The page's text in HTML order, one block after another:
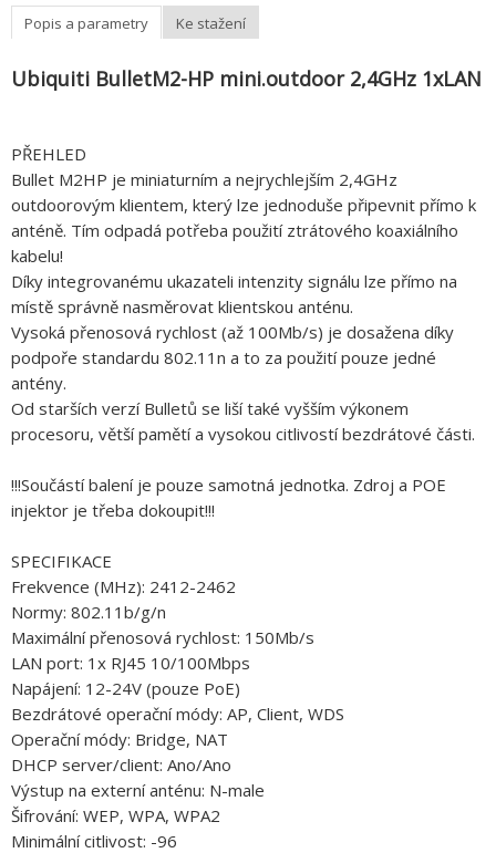
Popis a parametry Ke stažení
Ubiquiti BulletM2-HP mini.outdoor 2,4GHz 1xLAN
PŘEHLED
Bullet M2HP je miniaturním a nejrychlejším 2,4GHz
outdoorovým klientem, který lze jednoduše připevnit přímo k
anténě. Tím odpadá potřeba použití ztrátového koaxiálního
kabelu!
Díky integrovanému ukazateli intenzity signálu lze přímo na
místě správně nasměrovat klientskou anténu.
Vysoká přenosová rychlost (až 100Mb/s) je dosažena díky
podpoře standardu 802.11n a to za použití pouze jedné
antény.
Od starších verzí Bulletů se liší také vyšším výkonem
procesoru, větší pamětí a vysokou citlivostí bezdrátové části.
!!!Součástí balení je pouze samotná jednotka. Zdroj a POE
injektor je třeba dokoupit!!!
SPECIFIKACE
Frekvence (MHz): 2412-2462
Normy: 802.11b/g/n
Maximální přenosová rychlost: 150Mb/s
LAN port: 1x RJ45 10/100Mbps
Napájení: 12-24V (pouze PoE)
Bezdrátové operační módy: AP, Client, WDS
Operační módy: Bridge, NAT
DHCP server/client: Ano/Ano
Výstup na externí anténu: N-male
Šifrování: WEP, WPA, WPA2
Minimální citlivost: -96